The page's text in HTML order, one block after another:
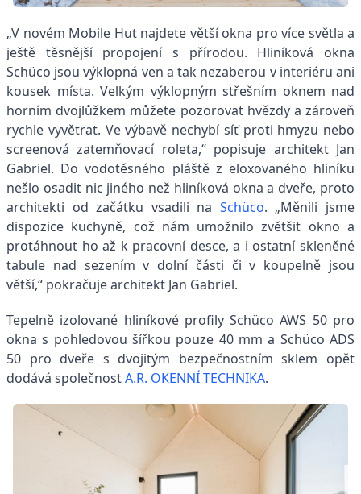
„V novém Mobile Hut najdete větší okna pro více světla a
ještě těsnější propojení s přírodou. Hliníková okna
Schüco jsou výklopná ven a tak nezaberou v interiéru ani
kousek místa. Velkým výklopným střešním oknem nad
horním dvojlůžkem můžete pozorovat hvězdy a zároveň
rychle vyvětrat. Ve výbavě nechybí síť proti hmyzu nebo
screenová zatemňovací roleta,“ popisuje architekt Jan
Gabriel. Do vodotěsného pláště z eloxovaného hliníku
nešlo osadit nic jiného než hliníková okna a dveře, proto
architekti od začátku vsadili na Schüco. „Měnili jsme
dispozice kuchyně, což nám umožnilo zvětšit okno a
protáhnout ho až k pracovní desce, a i ostatní skleněné
tabule nad sezením v dolní části či v koupelně jsou
větší,“ pokračuje architekt Jan Gabriel.
Tepelně izolované hliníkové profily Schüco AWS 50 pro
okna s pohledovou šířkou pouze 40 mm a Schüco ADS
50 pro dveře s dvojitým bezpečnostním sklem opět
dodává společnostA.R. OKENNÍ TECHNIKA.